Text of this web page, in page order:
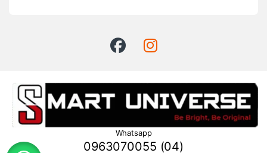
Whatsapp
0963070055 (04)